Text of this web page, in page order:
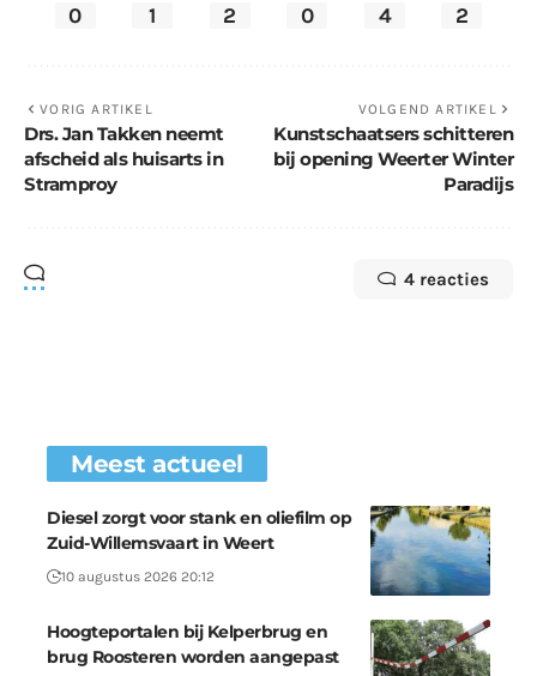
0 1 2 0 4 2
VORIG ARTIKEL
Drs. Jan Takken neemt
afscheid als huisarts in
Stramproy
VOLGEND ARTIKEL
Kunstschaatsers schitteren
bij opening Weerter Winter
Paradijs
4 reacties
Meest actueel
Diesel zorgt voor stank en oliefilm op
Zuid-Willemsvaart in Weert
10 augustus 2026 20:12
Hoogteportalen bij Kelperbrug en
brug Roosteren worden aangepast